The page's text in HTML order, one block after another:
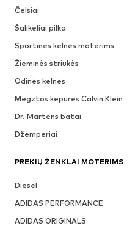
Čelsiai
Šalikėliai pilka
Sportinės kelnės moterims
Žieminės striukės
Odinės kelnės
Megztos kepurės Calvin Klein
Dr. Martens batai
Džemperiai
PREKIŲ ŽENKLAI MOTERIMS
Diesel
ADIDAS PERFORMANCE
ADIDAS ORIGINALS